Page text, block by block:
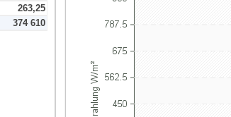
263,25
374 610